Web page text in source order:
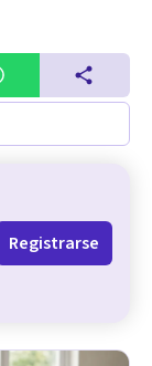
Registrarse